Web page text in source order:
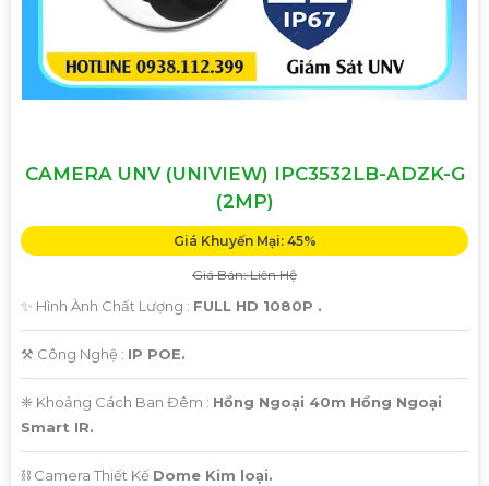
CAMERA UNV (UNIVIEW) IPC3532LB-ADZK-G
(2MP)
Giá Khuyến Mại: 45%
Giá Bán: Liên Hệ
✨ Hình Ành Chất Lượng : FULL HD 1080P .
⚒ Công Nghệ : IP POE.
❈ Khoảng Cách Ban Đêm : Hồng Ngoại 40m Hồng Ngoại
Smart IR.
⛓ Camera Thiết Kế Dome Kim loại.